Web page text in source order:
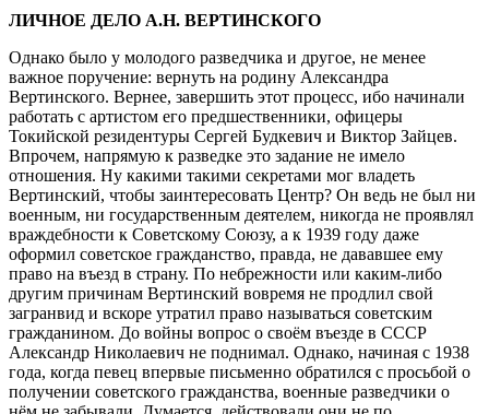
ЛИЧНОЕ ДЕЛО А.Н. ВЕРТИНСКОГО
Однако было у молодого разведчика и другое, не менее
важное поручение: вернуть на родину Александра
Вертинского. Вернее, завершить этот процесс, ибо начинали
работать с артистом его предшественники, офицеры
Токийской резидентуры Сергей Будкевич и Виктор Зайцев.
Впрочем, напрямую к разведке это задание не имело
отношения. Ну какими такими секретами мог владеть
Вертинский, чтобы заинтересовать Центр? Он ведь не был ни
военным, ни государственным деятелем, никогда не проявлял
враждебности к Советскому Союзу, а к 1939 году даже
оформил советское гражданство, правда, не дававшее ему
право на въезд в страну. По небрежности или каким-либо
другим причинам Вертинский вовремя не продлил свой
загранвид и вскоре утратил право называться советским
гражданином. До войны вопрос о своём въезде в СССР
Александр Николаевич не поднимал. Однако, начиная с 1938
года, когда певец впервые письменно обратился с просьбой о
получении советского гражданства, военные разведчики о